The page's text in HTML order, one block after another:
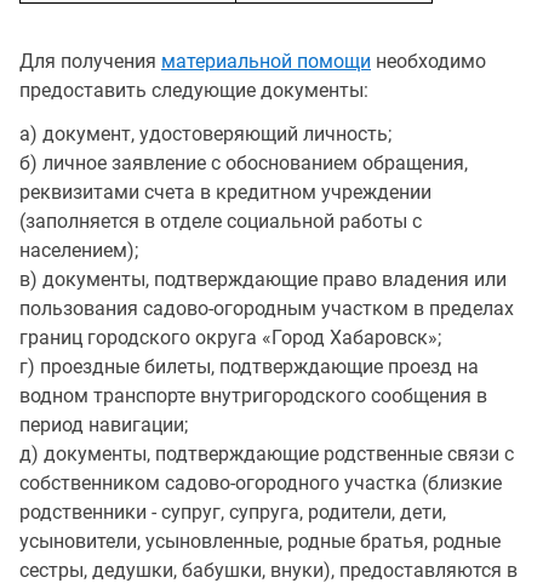
Для получения материальной помощи необходимо
предоставить следующие документы:
а) документ, удостоверяющий личность;
б) личное заявление с обоснованием обращения,
реквизитами счета в кредитном учреждении
(заполняется в отделе социальной работы с
населением);
в) документы, подтверждающие право владения или
пользования садово-огородным участком в пределах
границ городского округа «Город Хабаровск»;
г) проездные билеты, подтверждающие проезд на
водном транспорте внутригородского сообщения в
период навигации;
д) документы, подтверждающие родственные связи с
собственником садово-огородного участка (близкие
родственники - супруг, супруга, родители, дети,
усыновители, усыновленные, родные братья, родные
сестры, дедушки, бабушки, внуки), предоставляются в